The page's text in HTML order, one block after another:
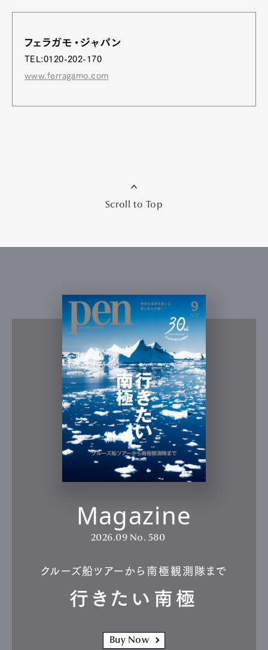
フェラガモ・ジャパン
TEL:0120-202-170
www.ferragamo.com
Scroll to Top
Magazine
2026.09 No. 580
クルーズ船ツアーから南極観測隊まで
行きたい南極
Buy Now